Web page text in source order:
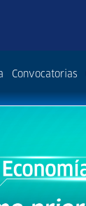
Convocatorias